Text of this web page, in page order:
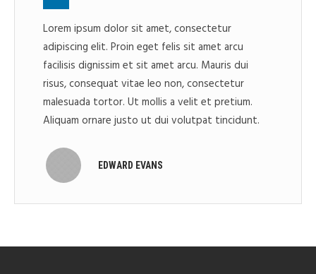
Lorem ipsum dolor sit amet, consectetur
adipiscing elit. Proin eget felis sit amet arcu
facilisis dignissim et sit amet arcu. Mauris dui
risus, consequat vitae leo non, consectetur
malesuada tortor. Ut mollis a velit et pretium.
Aliquam ornare justo ut dui volutpat tincidunt.
EDWARD EVANS